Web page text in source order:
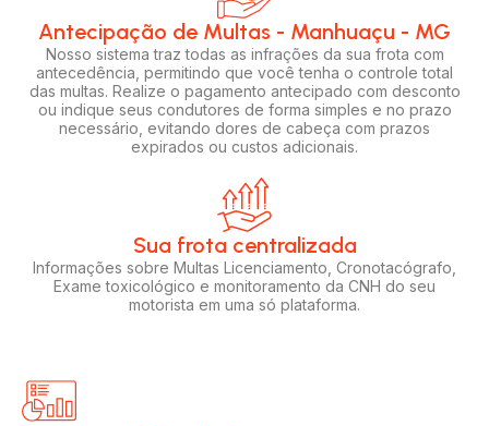
Antecipação de Multas - Manhuaçu - MG
Nosso sistema traz todas as infrações da sua frota com
antecedência, permitindo que você tenha o controle total
das multas. Realize o pagamento antecipado com desconto
ou indique seus condutores de forma simples e no prazo
necessário, evitando dores de cabeça com prazos
expirados ou custos adicionais.
Sua frota centralizada​
Informações sobre Multas Licenciamento, Cronotacógrafo,
Exame toxicológico e monitoramento da CNH do seu
motorista em uma só plataforma.